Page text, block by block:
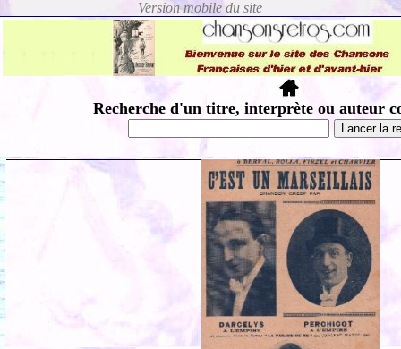
Recherche d'un titre, interprète ou auteur